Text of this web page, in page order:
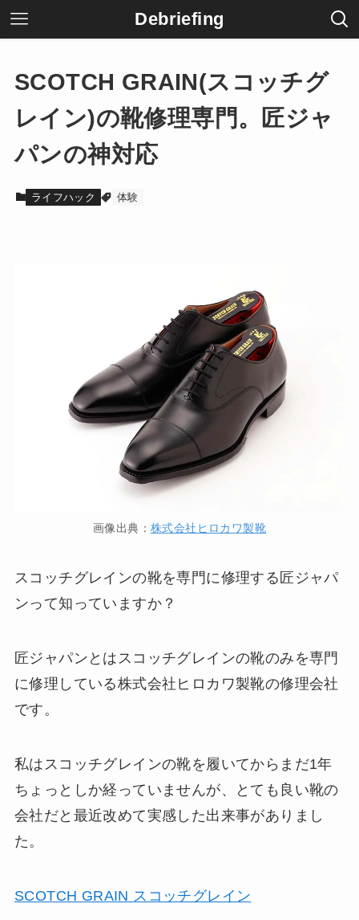
Debriefing
SCOTCH GRAIN(スコッチグ
レイン)の靴修理専門。匠ジャ
パンの神対応
ライフハック 体験
画像出典： 株式会社ヒロカワ製靴
スコッチグレインの靴を専門に修理する匠ジャパ
ンって知っていますか？
匠ジャパンとはスコッチグレインの靴のみを専門
に修理している株式会社ヒロカワ製靴の修理会社
です。
私はスコッチグレインの靴を履いてからまだ1年
ちょっとしか経っていませんが、とても良い靴の
会社だと最近改めて実感した出来事がありまし
た。
SCOTCH GRAIN スコッチグレイン